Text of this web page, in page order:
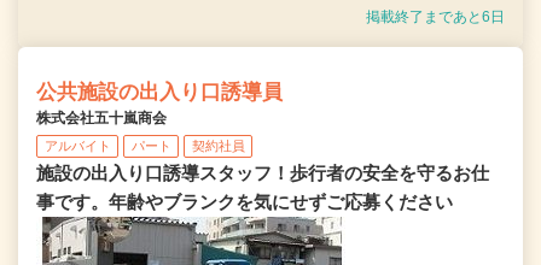
掲載終了まであと6日
公共施設の出入り口誘導員
株式会社五十嵐商会
アルバイト パート 契約社員
施設の出入り口誘導スタッフ！歩行者の安全を守るお仕
事です。年齢やブランクを気にせずご応募ください